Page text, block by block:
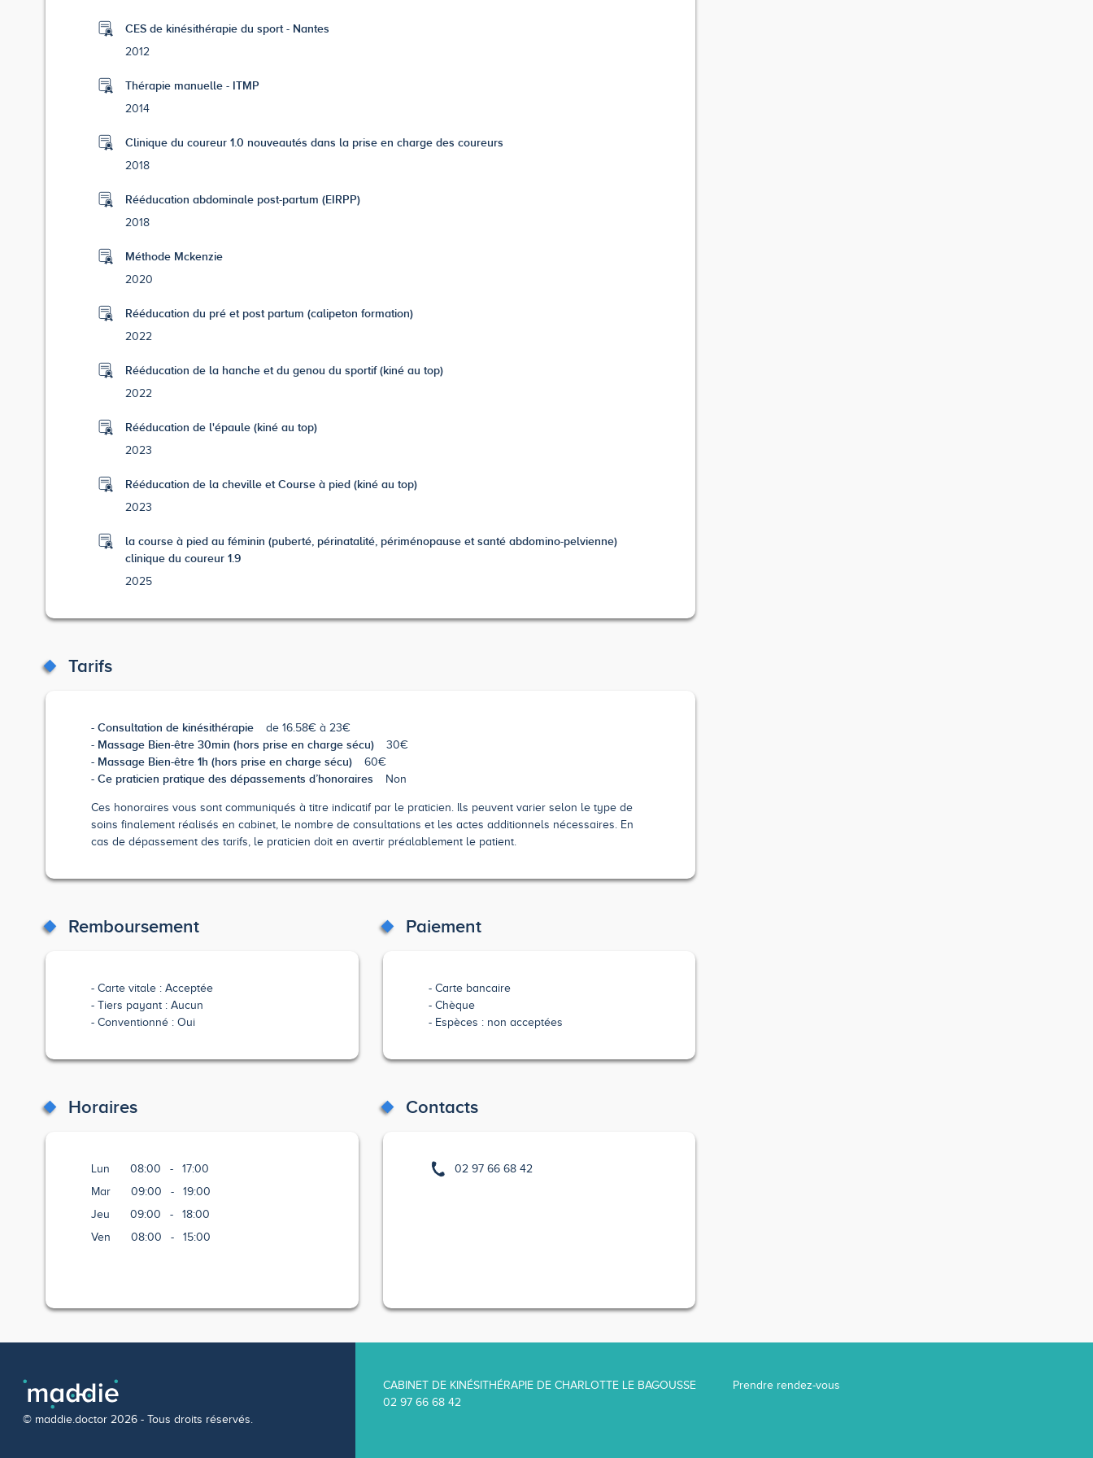
CES de kinésithérapie du sport - Nantes
2012
Thérapie manuelle - ITMP
2014
Clinique du coureur 1.0 nouveautés dans la prise en charge des coureurs
2018
Rééducation abdominale post-partum (EIRPP)
2018
Méthode Mckenzie
2020
Rééducation du pré et post partum (calipeton formation)
2022
Rééducation de la hanche et du genou du sportif (kiné au top)
2022
Rééducation de l'épaule (kiné au top)
2023
Rééducation de la cheville et Course à pied (kiné au top)
2023
la course à pied au féminin (puberté, périnatalité, périménopause et santé abdomino-pelvienne)
clinique du coureur 1.9
2025
Tarifs
Consultation de kinésithérapie de 16.58€ à 23€
Massage Bien-être 30min (hors prise en charge sécu) 30€
Massage Bien-être 1h (hors prise en charge sécu) 60€
Ce praticien pratique des dépassements d’honoraires Non
Ces honoraires vous sont communiqués à titre indicatif par le praticien. Ils peuvent varier selon le type de
soins finalement réalisés en cabinet, le nombre de consultations et les actes additionnels nécessaires. En
cas de dépassement des tarifs, le praticien doit en avertir préalablement le patient.
Remboursement
Carte vitale : Acceptée
Tiers payant : Aucun
Conventionné : Oui
Paiement
Carte bancaire
Chèque
Espèces : non acceptées
Horaires
Lun 08:00 -
17:00
Mar
09:00 -
19:00
Jeu
09:00 -
18:00
Ven
08:00 - 15:00
Contacts
02 97 66 68 42
© maddie.doctor 2026 - Tous droits réservés.
CABINET DE KINÉSITHÉRAPIE DE CHARLOTTE LE BAGOUSSE
02 97 66 68 42
Prendre rendez-vous